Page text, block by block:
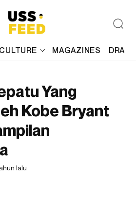
MAGAZINES
Yang
Kobe Bryant
lalu